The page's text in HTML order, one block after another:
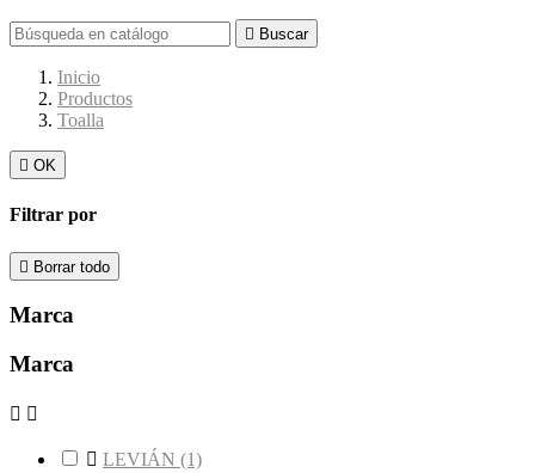
 Buscar
Inicio
Productos
Toalla
 OK
Filtrar por
 Borrar todo
Marca
Marca
 
 LEVIÁN (1)